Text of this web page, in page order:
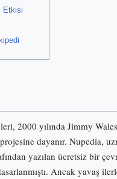
Etkisi
2000 yılında Jimmy
projesine dayanır. Nupedia,
yazılan ücretsiz bir
Ancak yavaş